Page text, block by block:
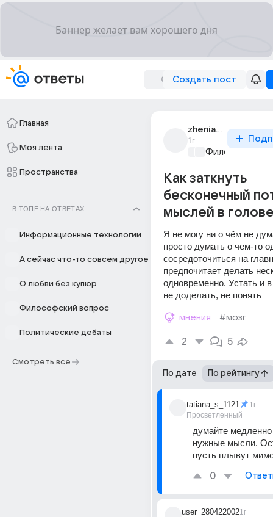
Создать пост
Главная
Моя лента
Пространства
В ТОПЕ НА ОТВЕТАХ
Информационные технологии
А сейчас что-то совсем другое
О любви без купюр
Философский вопрос
Политические дебаты
Смотреть все
zhenia_torkk
1г
Философский
Как заткнуть
бесконечный
мыслей в
Я не могу ни о чём не
просто думать о чем-то
сосредоточиться на
предпочитает делать
одновременно. Устать и в
не доделать, не понять
мнения #мозг
2 5
По дате По рейтингу
tatiana_s_1121
Просветленный
1г
думайте медленно
нужные мысли.
пусть плывут
0
user_2804220021г